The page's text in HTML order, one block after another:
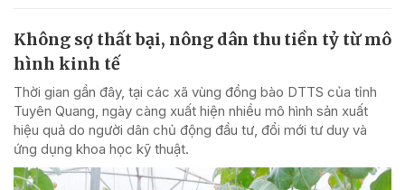
Không sợ thất bại, nông dân thu tiền tỷ từ mô
hình kinh tế
Thời gian gần đây, tại các xã vùng đồng bào DTTS của tỉnh
Tuyên Quang, ngày càng xuất hiện nhiều mô hình sản xuất
hiệu quả do người dân chủ động đầu tư, đổi mới tư duy và
ứng dụng khoa học kỹ thuật.